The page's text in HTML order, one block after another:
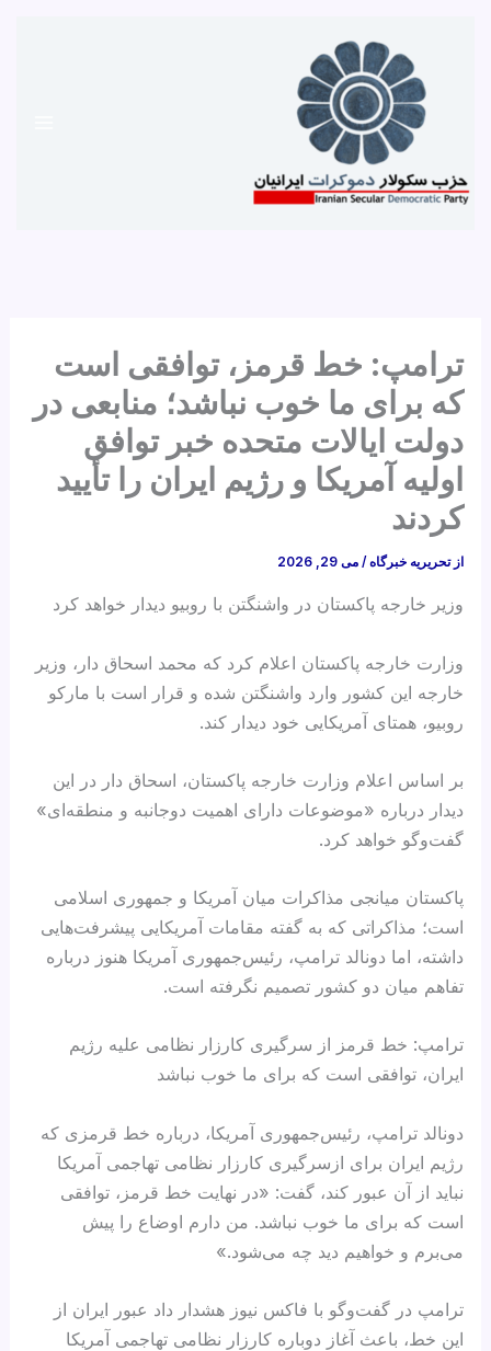
ترامپ: خط قرمز، توافقی است
که برای ما خوب نباشد؛ منابعی در
دولت ایالات متحده خبر توافق
اولیه آمریکا و رژیم ایران را تأیید
کردند
از تحریریه خبرگاه/می 29, 2026
وزیر خارجه پاکستان در واشنگتن با روبیو دیدار خواهد کرد
وزارت خارجه پاکستان اعلام کرد که محمد اسحاق دار، وزیر
خارجه این کشور وارد واشنگتن شده و قرار است با مارکو
روبیو، همتای آمریکایی خود دیدار کند.
بر اساس اعلام وزارت خارجه پاکستان، اسحاق دار در این
دیدار درباره «موضوعات دارای اهمیت دوجانبه و منطقه‌ای»
گفت‌وگو خواهد کرد.
پاکستان میانجی مذاکرات میان آمریکا و جمهوری اسلامی
است؛ مذاکراتی که به گفته مقامات آمریکایی پیشرفت‌هایی
داشته، اما دونالد ترامپ، رئیس‌جمهوری آمریکا هنوز درباره
تفاهم میان دو کشور تصمیم نگرفته است.
ترامپ: خط قرمز از سرگیری کارزار نظامی علیه رژیم
ایران، توافقی است که برای ما خوب نباشد
دونالد ترامپ، رئیس‌جمهوری آمریکا، درباره خط قرمزی که
رژیم ایران برای ازسرگیری کارزار نظامی تهاجمی آمریکا
نباید از آن عبور کند، گفت: «در نهایت خط قرمز، توافقی
است که برای ما خوب نباشد. من دارم اوضاع را پیش
می‌برم و خواهیم دید چه می‌شود.»
ترامپ در گفت‌وگو با فاکس نیوز هشدار داد عبور ایران از
این خط، باعث آغاز دوباره کارزار نظامی تهاجمی آمریکا